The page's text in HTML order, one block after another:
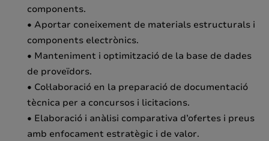
components.
• Aportar coneixement de materials estructurals i
components electrònics.
• Manteniment i optimització de la base de dades
de proveïdors.
• Col·laboració en la preparació de documentació
tècnica per a concursos i licitacions.
• Elaboració i anàlisi comparativa d’ofertes i preus
amb enfocament estratègic i de valor.